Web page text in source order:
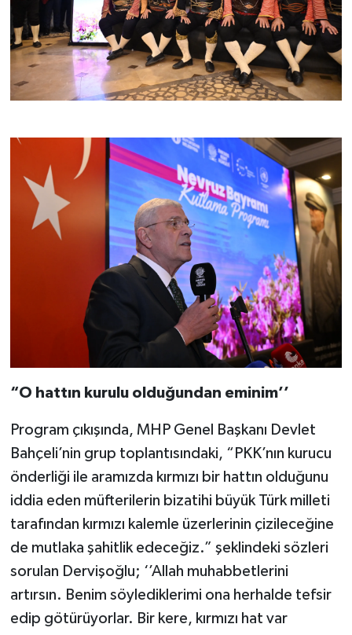
“O hattın kurulu olduğundan eminim’’
Program çıkışında, MHP Genel Başkanı Devlet
Bahçeli’nin grup toplantısındaki, “PKK’nın kurucu
önderliği ile aramızda kırmızı bir hattın olduğunu
iddia eden müfterilerin bizatihi büyük Türk milleti
tarafından kırmızı kalemle üzerlerinin çizileceğine
de mutlaka şahitlik edeceğiz.” şeklindeki sözleri
sorulan Dervişoğlu; ‘’Allah muhabbetlerini
artırsın. Benim söylediklerimi ona herhalde tefsir
edip götürüyorlar. Bir kere, kırmızı hat var